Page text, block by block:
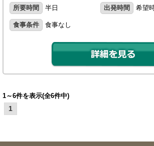
所要時間
半日 出発時間 希望
食事条件 食事なし
1～6件を表示(全6件中)
1